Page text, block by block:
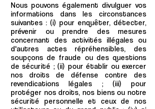
Nous pouvons également divulguer vos
informations dans les circonstances
suivantes : (i) pour enquêter, détecter,
prévenir ou prendre des mesures
concernant des activités illégales ou
d'autres actes répréhensibles, des
soupçons de fraude ou des questions
de sécurité ; (ii) pour établir ou exercer
nos droits de défense contre des
revendications légales ; (iii) pour
protéger nos droits, nos biens ou notre
sécurité personnelle et ceux de nos